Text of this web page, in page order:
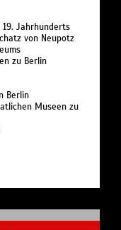
Jahrhunderts
von Neupotz
zu Berlin
Berlin
Museen zu